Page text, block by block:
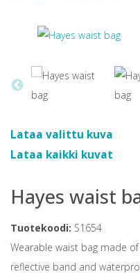
Lataa valittu kuva
Lataa kaikki kuvat
Hayes waist
Tuotekoodi: S1654
Wearable waist bag made
reflective band and